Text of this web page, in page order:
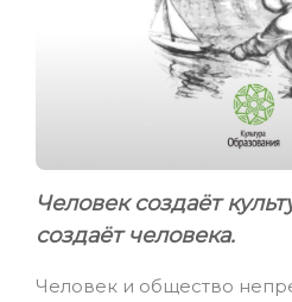
Человек создаёт
создаёт человека.
Человек и общество